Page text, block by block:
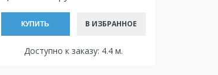
КУПИТЬ В ИЗБРАННОЕ
Доступно к заказу: 4.4 м.